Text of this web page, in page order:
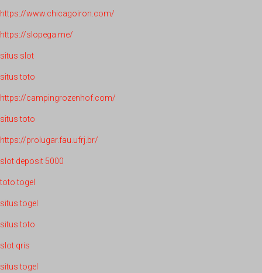
https://www.chicagoiron.com/
https://slopega.me/
situs slot
situs toto
https://campingrozenhof.com/
situs toto
https://prolugar.fau.ufrj.br/
slot deposit 5000
toto togel
situs togel
situs toto
slot qris
situs togel